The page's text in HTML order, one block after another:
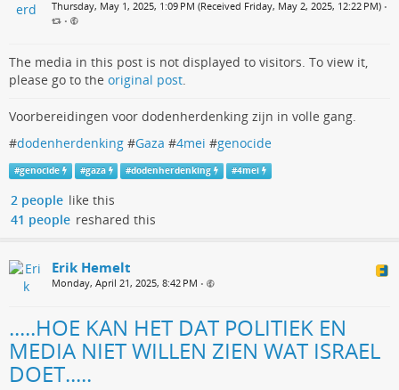
Thursday, May 1, 2025, 1:09 PM (Received Friday, May 2, 2025, 12:22 PM) •
•
The media in this post is not displayed to visitors. To view it,
please go to the original post.
Voorbereidingen voor dodenherdenking zijn in volle gang.
#dodenherdenking #Gaza #4mei #genocide
#genocide #gaza #dodenherdenking #4mei
2 people like this
41 people reshared this
Erik Hemelt
Monday, April 21, 2025, 8:42 PM •
.....HOE KAN HET DAT POLITIEK EN
MEDIA NIET WILLEN ZIEN WAT ISRAEL
DOET.....